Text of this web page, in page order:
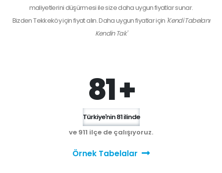
maliyetlerini düşürmesi ile size daha uygun fiyatlar sunar.
BizdenTekkeköyiçin fiyat alın. Daha uygun fiyatlar için 'Kendi Tabelanı
Kendin Tak'
81 +
Türkiye'nin 81 ilinde
ve 911 ilçe de çalışıyoruz.
Örnek Tabelalar